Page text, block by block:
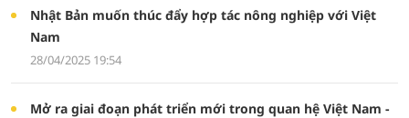
Nhật Bản muốn thúc đẩy hợp tác nông nghiệp với Việt
Nam
28/04/2025 19:54
Mở ra giai đoạn phát triển mới trong quan hệ Việt Nam -